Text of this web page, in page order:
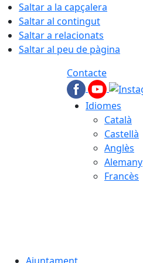
Saltar a la capçalera
Saltar al contingut
Saltar a relacionats
Saltar al peu de pàgina
Contacte
Idiomes
Català
Castellà
Anglès
Alemany
Francès